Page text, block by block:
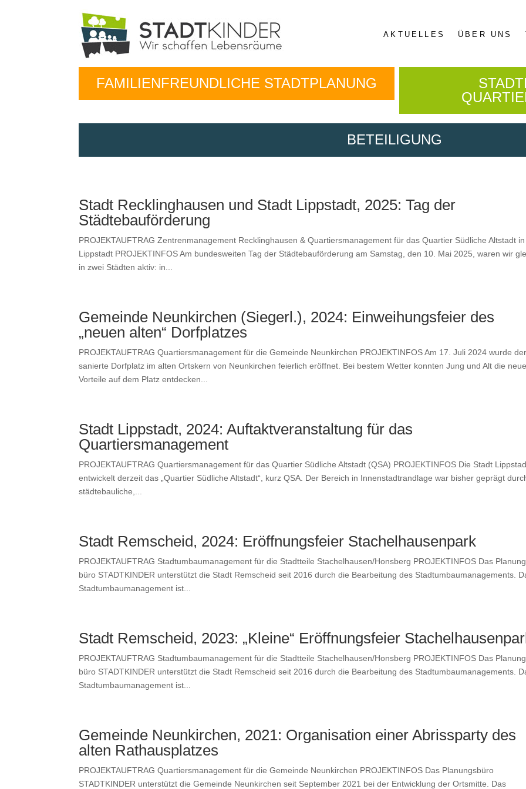
AKTUELLES ÜBER UNS
FAMILIENFREUNDLICHE STADTPLANUNG
BETEILIGUNG
Stadt Recklinghausen und Stadt Lippstadt, 2025: Tag der
Städtebauförderung
PROJEKTAUFTRAG Zen­tren­man­age­ment Reck­ling­hausen & Quartiers­man­age­ment für das Quarti­er Südliche Alt­stadt in
Lippstadt PROJEKTINFOS Am bun­desweit­en Tag der Städte­bauförderung am Sam­stag, den 10. Mai 2025, waren wir
in zwei Städten aktiv: in...
Gemeinde Neunkirchen (Siegerl.), 2024: Einweihungsfeier des
„neuen alten“ Dorfplatzes
PROJEKTAUFTRAG Quartiers­man­age­ment für die Gemeinde Neunkirchen PROJEKTINFOS Am 17. Juli 2024 wurde der
sanierte Dorf­platz im alten Ortskern von Neunkirchen feier­lich eröffnet. Bei bestem Wet­ter kon­nten Jung und Alt die
Vorteile auf dem Platz ent­deck­en...
Stadt Lippstadt, 2024: Auftaktveranstaltung für das
Quartiersmanagement
PROJEKTAUFTRAG Quartiers­man­age­ment für das Quarti­er Südliche Alt­stadt (QSA) PROJEKTINFOS Die Stadt
entwick­elt derzeit das „Quarti­er Südliche Alt­stadt“, kurz QSA. Der Bere­ich in Innen­stad­trand­lage war bish­er geprägt
städte­bauliche,...
Stadt Remscheid, 2024: Eröffnungsfeier Stachelhausenpark
PROJEKTAUFTRAG Stad­tum­bau­man­age­ment für die Stadt­teile Stachelhausen/Honsberg PROJEKTINFOS Das
büro STADTKINDER unter­stützt die Stadt Rem­scheid seit 2016 durch die Bear­beitung des Stad­tum­bau­man­age­ments.
Stad­tum­bau­man­age­ment ist...
Stadt Remscheid, 2023: „Kleine“ Eröffnungsfeier
PROJEKTAUFTRAG Stad­tum­bau­man­age­ment für die Stadt­teile Stachelhausen/Honsberg PROJEKTINFOS Das
büro STADTKINDER unter­stützt die Stadt Rem­scheid seit 2016 durch die Bear­beitung des Stad­tum­bau­man­age­ments.
Stad­tum­bau­man­age­ment ist...
Gemeinde Neunkirchen, 2021: Organisation einer Abrissparty des
alten Rathausplatzes
PROJEKTAUFTRAG Quartiers­man­age­ment für die Gemeinde Neunkirchen PROJEKTINFOS Das Pla­nungs­büro
STADTKINDER unter­stützt die Gemeinde Neunkirchen seit Sep­tem­ber 2021 bei der Entwick­lung der Ortsmitte. Das